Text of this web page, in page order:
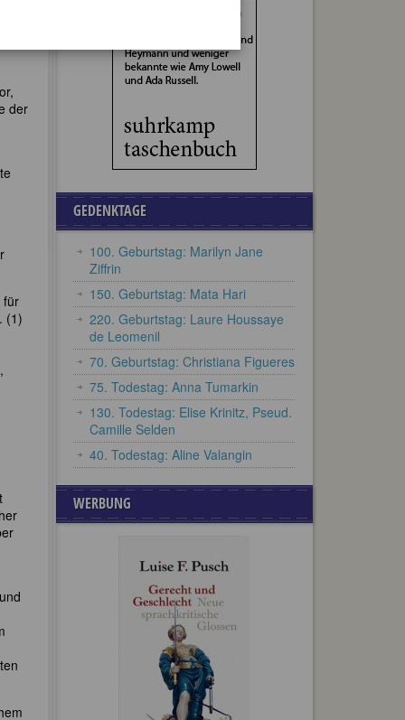
der
für
(1)
GEDENKTAGE
100. Geburtstag: Marilyn Jane
Ziffrin
150. Geburtstag: Mata Hari
220. Geburtstag: Laure Houssaye
de Leomenil
70. Geburtstag: Christiana Figueres
75. Todestag: Anna Tumarkin
130. Todestag: Elise Krinitz, Pseud.
Camille Selden
40. Todestag: Aline Valangin
WERBUNG